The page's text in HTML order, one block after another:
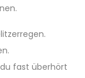
fast überhört